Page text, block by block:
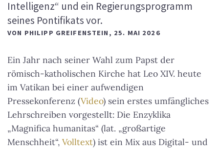
Intelligenz“ und ein Regierungsprogramm
seines Pontifikats vor.
VON PHILIPP GREIFENSTEIN , 25. MAI 2026
Ein Jahr nach seiner Wahl zum Papst der
römisch-katholischen Kirche hat Leo XIV. heute
im Vatikan bei einer aufwendigen
Pressekonferenz (Video) sein erstes umfängliches
Lehrschreiben vorgestellt: Die Enzyklika
„Magnifica humanitas“ (lat. „großartige
Menschheit“, Volltext) ist ein Mix aus Digital- und